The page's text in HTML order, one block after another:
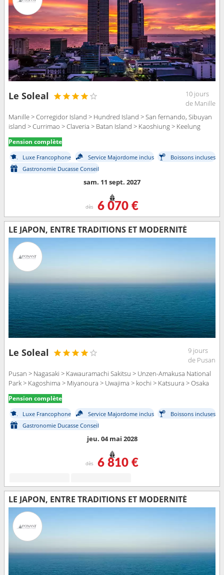
Le Soleal
10 jours
de Manille
Manille > Corregidor Island > Hundred Island > San fernando, Sibuyan
island > Currimao > Claveria > Batan Island > Kaoshiung > Keelung
Pension complète
Luxe Francophone Service Majordome inclus
Boissons incluses
Gastronomie Ducasse Conseil
sam. 11 sept. 2027
dès 6 070 €
LE JAPON, ENTRE TRADITIONS ET MODERNITÉ
Le Soleal
9 jours
de Pusan
Pusan > Nagasaki > Kawauramachi Sakitsu > Unzen-Amakusa National
Park > Kagoshima > Miyanoura > Uwajima > kochi > Katsuura > Osaka
Pension complète
Luxe Francophone Service Majordome inclus
Boissons incluses
Gastronomie Ducasse Conseil
jeu. 04 mai 2028
dès 6 810 €
LE JAPON, ENTRE TRADITIONS ET MODERNITÉ